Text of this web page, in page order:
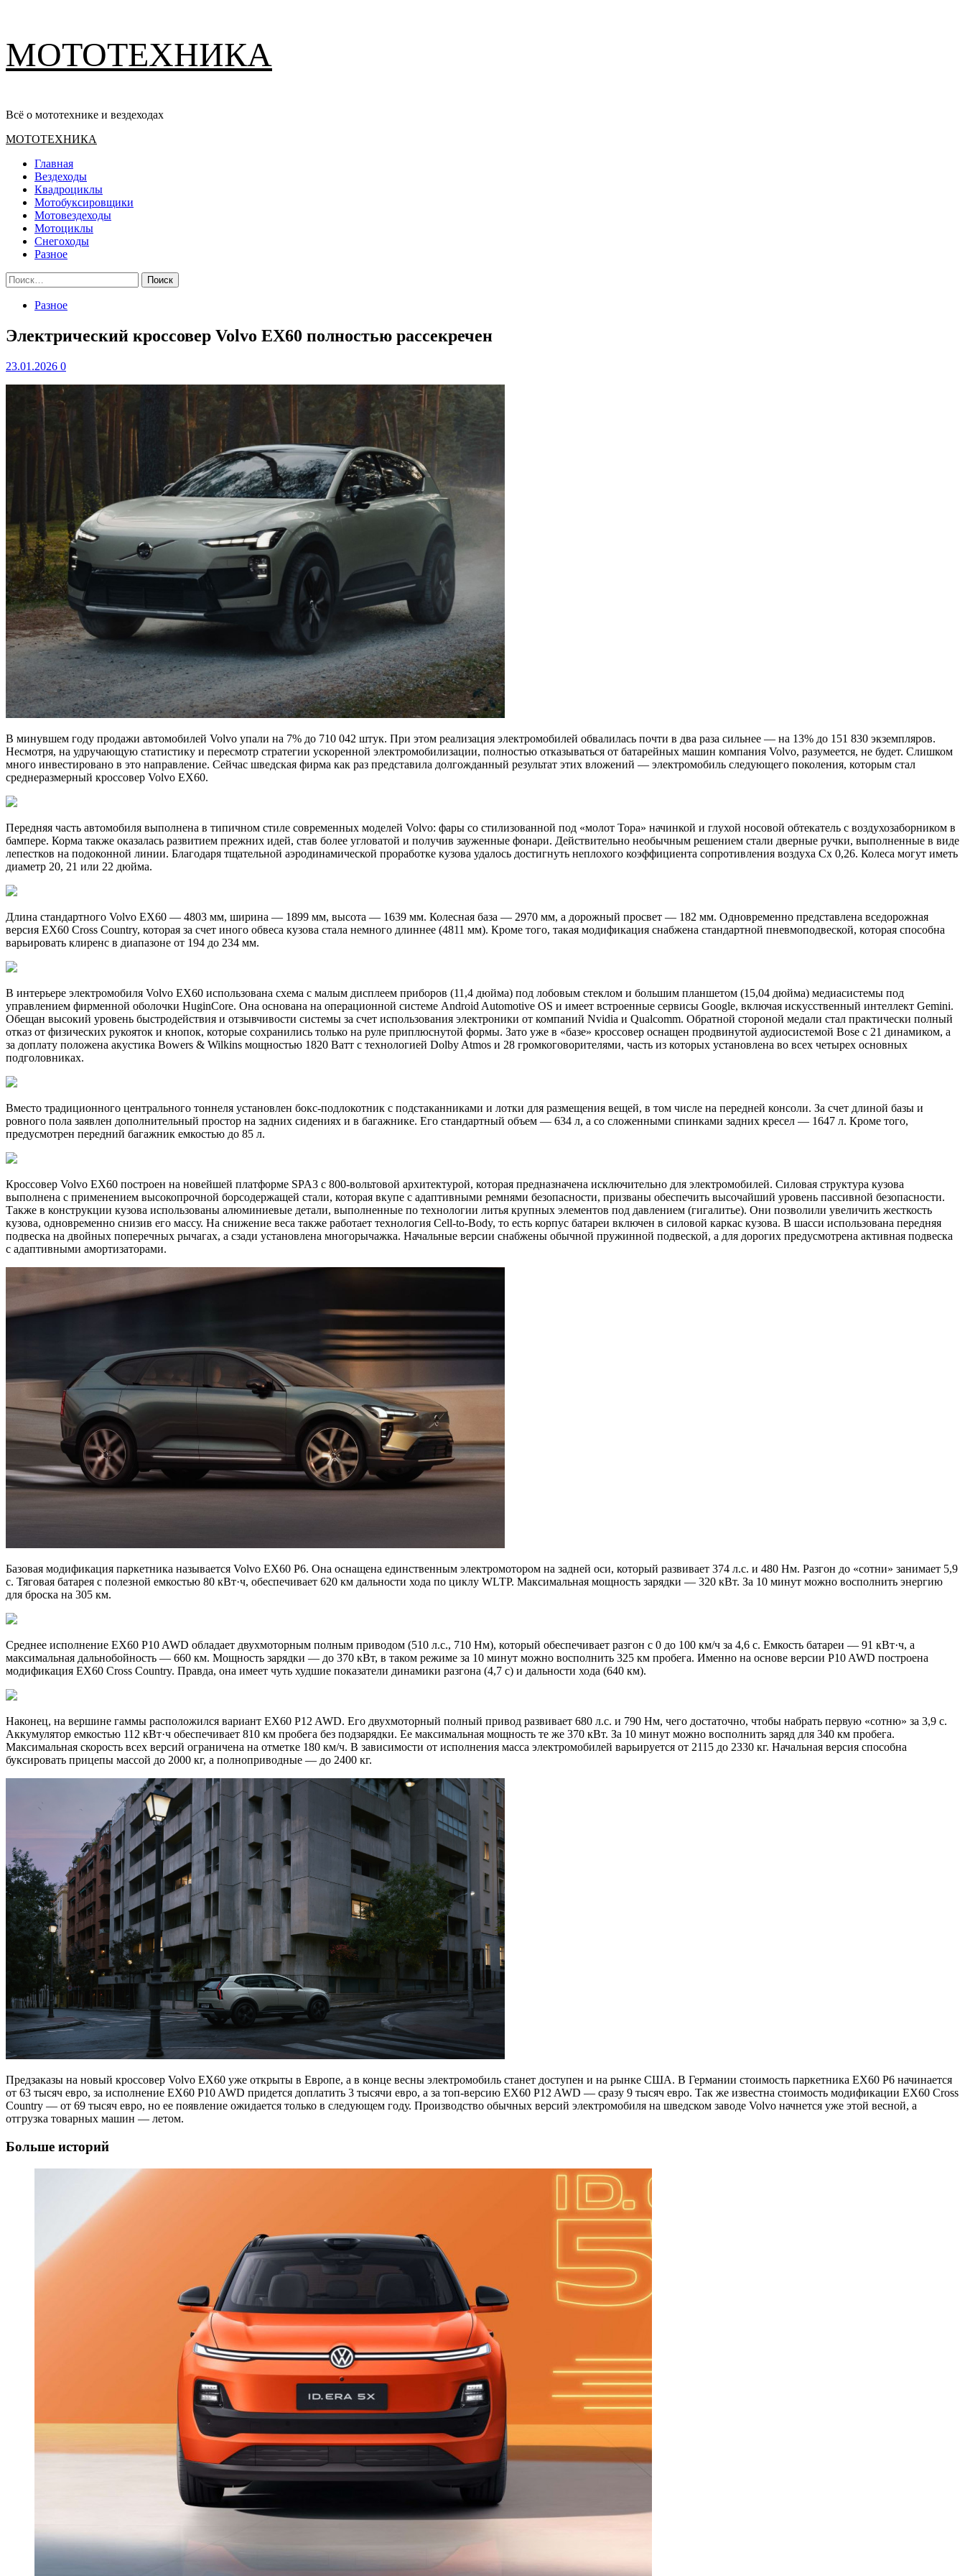
содержимому
МОТОТЕХНИКА
Всё о мототехнике и вездеходах
Основное
МОТОТЕХНИКА
Главная
Вездеходы
Квадроциклы
Мотобуксировщики
Мотовездеходы
Мотоциклы
Снегоходы
Разное
Найти:
Разное
Электрический кроссовер Volvo EX60 полностью рассекречен
23.01.2026 0
В минувшем году продажи автомобилей Volvo упали на 7% до 710 042 штук. При этом реализация электромобилей обвалилась почти в два раза сильнее — на 13% до 151 830 экземпляров.
Несмотря, на удручающую статистику и пересмотр стратегии ускоренной электромобилизации, полностью отказываться от батарейных машин компания Volvo, разумеется, не будет. Слишком
много инвестировано в это направление. Сейчас шведская фирма как раз представила долгожданный результат этих вложений — электромобиль следующего поколения, которым стал
среднеразмерный кроссовер Volvo EX60.
Передняя часть автомобиля выполнена в типичном стиле современных моделей Volvo: фары со стилизованной под «молот Тора» начинкой и глухой носовой обтекатель с воздухозаборником в
бампере. Корма также оказалась развитием прежних идей, став более угловатой и получив зауженные фонари. Действительно необычным решением стали дверные ручки, выполненные в виде
лепестков на подоконной линии. Благодаря тщательной аэродинамической проработке кузова удалось достигнуть неплохого коэффициента сопротивления воздуха Cx 0,26. Колеса могут иметь
диаметр 20, 21 или 22 дюйма.
Длина стандартного Volvo EX60 — 4803 мм, ширина — 1899 мм, высота — 1639 мм. Колесная база — 2970 мм, а дорожный просвет — 182 мм. Одновременно представлена вседорожная
версия EX60 Cross Country, которая за счет иного обвеса кузова стала немного длиннее (4811 мм). Кроме того, такая модификация снабжена стандартной пневмоподвеской, которая способна
варьировать клиренс в диапазоне от 194 до 234 мм.
В интерьере электромобиля Volvo EX60 использована схема с малым дисплеем приборов (11,4 дюйма) под лобовым стеклом и большим планшетом (15,04 дюйма) медиасистемы под
управлением фирменной оболочки HuginCore. Она основана на операционной системе Android Automotive OS и имеет встроенные сервисы Google, включая искусственный интеллект Gemini.
Обещан высокий уровень быстродействия и отзывчивости системы за счет использования электроники от компаний Nvidia и Qualcomm. Обратной стороной медали стал практически полный
отказ от физических рукояток и кнопок, которые сохранились только на руле приплюснутой формы. Зато уже в «базе» кроссовер оснащен продвинутой аудиосистемой Bose с 21 динамиком, а
за доплату положена акустика Bowers & Wilkins мощностью 1820 Ватт с технологией Dolby Atmos и 28 громкоговорителями, часть из которых установлена во всех четырех основных
подголовниках.
Вместо традиционного центрального тоннеля установлен бокс-подлокотник с подстаканниками и лотки для размещения вещей, в том числе на передней консоли. За счет длиной базы и
ровного пола заявлен дополнительный простор на задних сидениях и в багажнике. Его стандартный объем — 634 л, а со сложенными спинками задних кресел — 1647 л. Кроме того,
предусмотрен передний багажник емкостью до 85 л.
Кроссовер Volvo EX60 построен на новейшей платформе SPA3 с 800-вольтовой архитектурой, которая предназначена исключительно для электромобилей. Силовая структура кузова
выполнена с применением высокопрочной борсодержащей стали, которая вкупе с адаптивными ремнями безопасности, призваны обеспечить высочайший уровень пассивной безопасности.
Также в конструкции кузова использованы алюминиевые детали, выполненные по технологии литья крупных элементов под давлением (гигалитье). Они позволили увеличить жесткость
кузова, одновременно снизив его массу. На снижение веса также работает технология Cell-to-Body, то есть корпус батареи включен в силовой каркас кузова. В шасси использована передняя
подвеска на двойных поперечных рычагах, а сзади установлена многорычажка. Начальные версии снабжены обычной пружинной подвеской, а для дорогих предусмотрена активная подвеска
с адаптивными амортизаторами.
Базовая модификация паркетника называется Volvo EX60 P6. Она оснащена единственным электромотором на задней оси, который развивает 374 л.с. и 480 Нм. Разгон до «сотни» занимает 5,9
с. Тяговая батарея с полезной емкостью 80 кВт·ч, обеспечивает 620 км дальности хода по циклу WLTP. Максимальная мощность зарядки — 320 кВт. За 10 минут можно восполнить энергию
для броска на 305 км.
Среднее исполнение EX60 P10 AWD обладает двухмоторным полным приводом (510 л.с., 710 Нм), который обеспечивает разгон с 0 до 100 км/ч за 4,6 с. Емкость батареи — 91 кВт·ч, а
максимальная дальнобойность — 660 км. Мощность зарядки — до 370 кВт, в таком режиме за 10 минут можно восполнить 325 км пробега. Именно на основе версии P10 AWD построена
модификация EX60 Cross Country. Правда, она имеет чуть худшие показатели динамики разгона (4,7 с) и дальности хода (640 км).
Наконец, на вершине гаммы расположился вариант EX60 P12 AWD. Его двухмоторный полный привод развивает 680 л.с. и 790 Нм, чего достаточно, чтобы набрать первую «сотню» за 3,9 с.
Аккумулятор емкостью 112 кВт·ч обеспечивает 810 км пробега без подзарядки. Ее максимальная мощность те же 370 кВт. За 10 минут можно восполнить заряд для 340 км пробега.
Максимальная скорость всех версий ограничена на отметке 180 км/ч. В зависимости от исполнения масса электромобилей варьируется от 2115 до 2330 кг. Начальная версия способна
буксировать прицепы массой до 2000 кг, а полноприводные — до 2400 кг.
Предзаказы на новый кроссовер Volvo EX60 уже открыты в Европе, а в конце весны электромобиль станет доступен и на рынке США. В Германии стоимость паркетника EX60 P6 начинается
от 63 тысяч евро, за исполнение EX60 P10 AWD придется доплатить 3 тысячи евро, а за топ-версию EX60 P12 AWD — сразу 9 тысяч евро. Так же известна стоимость модификации EX60 Cross
Country — от 69 тысяч евро, но ее появление ожидается только в следующем году. Производство обычных версий электромобиля на шведском заводе Volvo начнется уже этой весной, а
отгрузка товарных машин — летом.
Больше историй